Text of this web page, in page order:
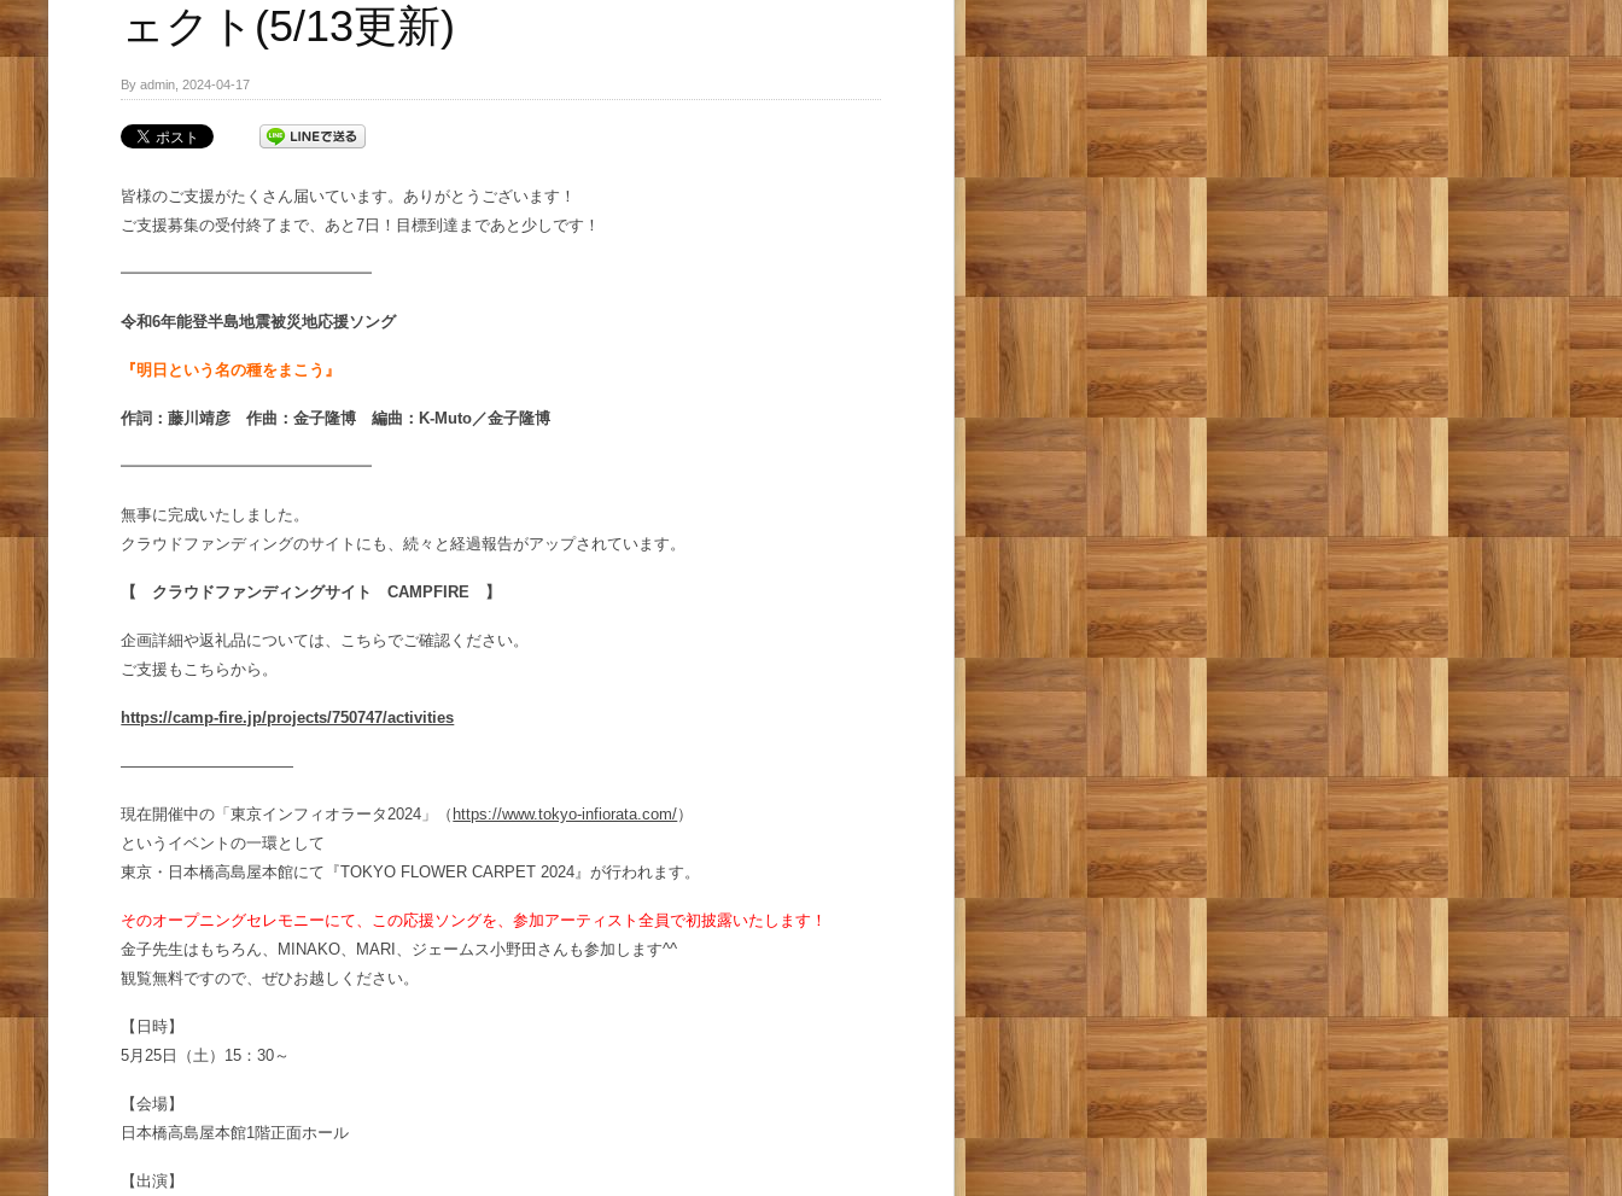
ェクト(5/13更新)
By admin, 2024-04-17
皆様のご支援がたくさん届いています。ありがとうございます！
ご支援募集の受付終了まで、あと7日！目標到達まであと少しです！
━━━━━━━━━━━━━━━━
令和6年能登半島地震被災地応援ソング
『明日という名の種をまこう』
作詞：藤川靖彦 作曲：金子隆博 編曲：K-Muto／金子隆博
━━━━━━━━━━━━━━━━
無事に完成いたしました。
クラウドファンディングのサイトにも、続々と経過報告がアップされています。
【 クラウドファンディングサイト CAMPFIRE 】
企画詳細や返礼品については、こちらでご確認ください。
ご支援もこちらから。
https://camp-fire.jp/projects/750747/activities
———————————
現在開催中の「東京インフィオラータ2024」（ https://www.tokyo-infiorata.com/）
というイベントの一環として
東京・日本橋高島屋本館にて『TOKYO FLOWER CARPET 2024』が行われます。
そのオープニングセレモニーにて、この応援ソングを、参加アーティスト全員で初披露いたします！
金子先生はもちろん、MINAKO、MARI、ジェームス小野田さんも参加します^^
観覧無料ですので、ぜひお越しください。
【日時】
5月25日（土）15：30～
【会場】
日本橋高島屋本館1階正面ホール
【出演】